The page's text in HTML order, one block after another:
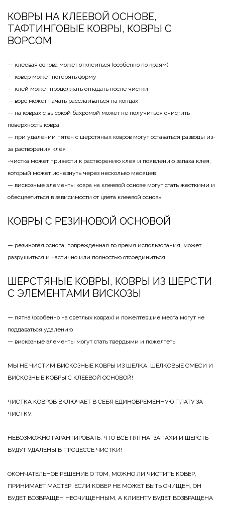
КОВРЫ НА КЛЕЕВОЙ ОСНОВЕ,
ТАФТИНГОВЫЕ КОВРЫ, КОВРЫ С
ВОРСОМ
— клеевая основа может отклеиться (особенно по краям)
— ковер может потерять форму
— клей может продолжать отпадать после чистки
— ворс может начать расслаиваться на концах
— на коврах с высокой бахромой может не получиться очистить
поверхность ковра
— при удалении пятен с шерстяных ковров могут оставаться разводы из-
за растворения клея
-чистка может привести к растворению клея и появлению запаха клея,
который может исчезнуть через несколько месяцев
— вискозные элементы ковра на клеевой основе могут стать жесткими и
обесцветиться в зависимости от цвета клеевой основы
КОВРЫ С РЕЗИНОВОЙ ОСНОВОЙ
— резиновая основа, поврежденная во время использования, может
разрушиться и частично или полностью отсоединиться
ШЕРСТЯНЫЕ КОВРЫ, КОВРЫ ИЗ ШЕРСТИ
С ЭЛЕМЕНТАМИ ВИСКОЗЫ
— пятна (особенно на светлых коврах) и пожелтевшие места могут не
поддаваться удалению
— вискозные элементы могут стать твердыми и пожелтеть
МЫ НЕ ЧИСТИМ ВИСКОЗНЫЕ КОВРЫ ИЗ ШЕЛКА, ШЕЛКОВЫЕ СМЕСИ И
ВИСКОЗНЫЕ КОВРЫ С КЛЕЕВОЙ ОСНОВОЙ!
ЧИСТКА КОВРОВ ВКЛЮЧАЕТ В СЕБЯ ЕДИНОВРЕМЕННУЮ ПЛАТУ ЗА
ЧИСТКУ.
НЕВОЗМОЖНО ГАРАНТИРОВАТЬ, ЧТО ВСЕ ПЯТНА, ЗАПАХИ И ШЕРСТЬ
БУДУТ УДАЛЕНЫ В ПРОЦЕССЕ ЧИСТКИ!
ОКОНЧАТЕЛЬНОЕ РЕШЕНИЕ О ТОМ, МОЖНО ЛИ ЧИСТИТЬ КОВЕР,
ПРИНИМАЕТ МАСТЕР. ЕСЛИ КОВЕР НЕ МОЖЕТ БЫТЬ ОЧИЩЕН, ОН
БУДЕТ ВОЗВРАЩЕН НЕОЧИЩЕННЫМ, А КЛИЕНТУ БУДЕТ ВОЗВРАЩЕНА